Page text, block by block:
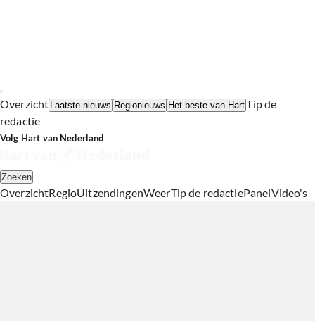
Overzicht Laatste nieuws Regionieuws Het beste van HartTip de
redactie
Volg Hart van Nederland
Zoeken
OverzichtRegioUitzendingenWeerTip de redactiePanelVideo's